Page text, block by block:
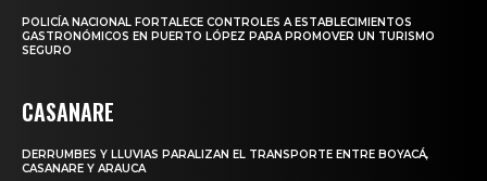
POLICÍA NACIONAL FORTALECE CONTROLES A ESTABLECIMIENTOS
GASTRONÓMICOS EN PUERTO LÓPEZ PARA PROMOVER UN TURISMO
SEGURO
CASANARE
DERRUMBES Y LLUVIAS PARALIZAN EL TRANSPORTE ENTRE BOYACÁ,
CASANARE Y ARAUCA